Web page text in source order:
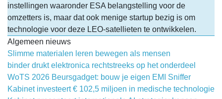
instellingen waaronder ESA belangstelling voor de
omzetters is, maar dat ook menige startup bezig is om
technologie voor deze LEO-satellieten te ontwikkelen.
Algemeen nieuws
Slimme materialen leren bewegen als mensen
binder drukt elektronica rechtstreeks op het onderdeel
WoTS 2026 Beursgadget: bouw je eigen EMI Sniffer
Kabinet investeert € 102,5 miljoen in medische technologie